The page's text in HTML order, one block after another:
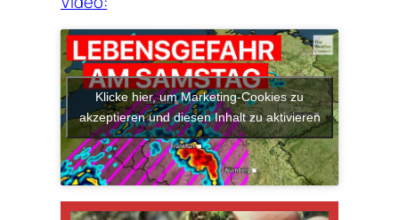
Klicke hier, um Marketing-Cookies zu
akzeptieren und diesen Inhalt zu aktivieren